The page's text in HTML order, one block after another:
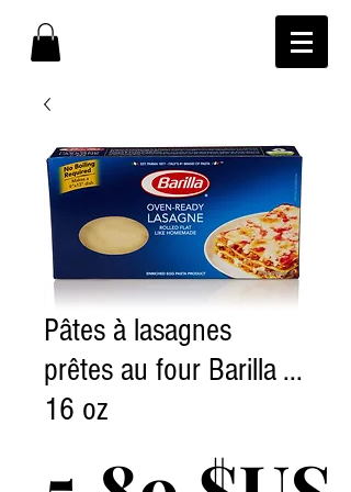
Pâtes à lasagnes
prêtes au four Barilla ...
16 oz